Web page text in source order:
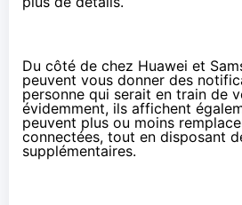
Du côté de chez Huawei et
peuvent vous donner des
personne qui serait en train de
évidemment, ils affichent
peuvent plus ou moins
connectées, tout en disposant
supplémentaires.